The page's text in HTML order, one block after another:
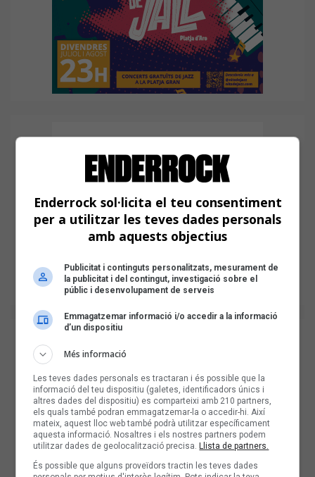
Enderrock sol·licita el teu consentiment
per a utilitzar les teves dades personals
amb aquests objectius
Publicitat i continguts personalitzats, mesurament de
la publicitat i del contingut, investigació sobre el
públic i desenvolupament de serveis
Emmagatzemar informació i/o accedir a la informació
d’un dispositiu
Més informació
Les teves dades personals es tractaran i és possible que la
informació del teu dispositiu (galetes, identificadors únics i
altres dades del dispositiu) es comparteixi amb 210 partners,
els quals també podran emmagatzemar-la o accedir-hi. Així
mateix, aquest lloc web també podrà utilitzar específicament
aquesta informació. Nosaltres i els nostres partners podem
utilitzar dades de geolocalització precisa.Llista de partners.
És possible que alguns proveïdors tractin les teves dades